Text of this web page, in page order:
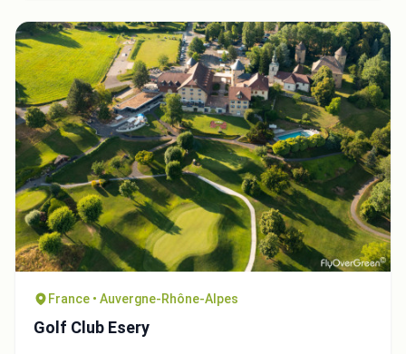
France • Auvergne-Rhône-Alpes
Golf Club Esery